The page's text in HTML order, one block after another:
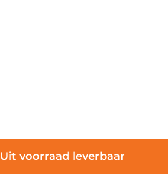
Uit voorraad leverbaar